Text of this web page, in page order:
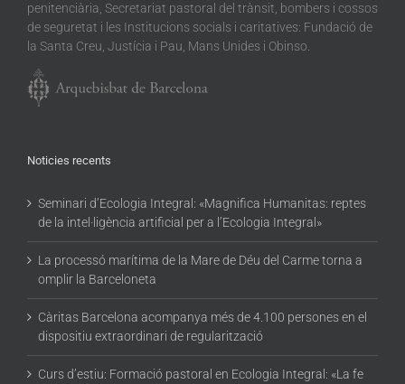
penitenciària, Secretariat pastoral del trànsit, bombers i cossos
de seguretat i les Institucions socials i caritatives: Fundació de
la Santa Creu, Justícia i Pau, Mans Unides i Obinso.
Noticies recents
Seminari d’Ecologia Integral: «Magnifica Humanitas: reptes
de la intel·ligència artificial per a l’Ecologia Integral»
La processó marítima de la Mare de Déu del Carme torna a
omplir la Barceloneta
Càritas Barcelona acompanya més de 4.100 persones en el
dispositiu extraordinari de regularització
Curs d’estiu: Formació pastoral en Ecologia Integral: «La fe